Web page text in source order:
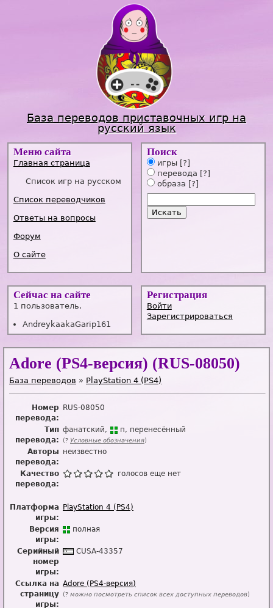
Jump to navigation
База переводов приставочных игр на
русский язык
Меню сайта
Главная страница
Список игр на русском
Список переводчиков
Ответы на вопросы
Форум
О сайте
Поиск
игры [?]
перевода [?]
образа [?]
Сейчас на сайте
1 пользователь.
AndreykaakaGarip161
Регистрация
Войти
Зарегистрироваться
Adore (PS4-версия) (RUS-08050)
База переводов » PlayStation 4 (PS4)
Номер
перевода:
RUS-08050
Тип
перевода:
фанатский п перенесённый
(? Условные обозначения)
Авторы
перевода:
неизвестно
Качество
перевода:
голосов еще нет
Платформа
игры:
PlayStation 4 (PS4)
Версия
игры:
полная
Серийный
номер
игры:
CUSA-43357
Ссылка на
страницу
игры:
Adore (PS4-версия)
(? можно посмотреть список всех доступных переводов)